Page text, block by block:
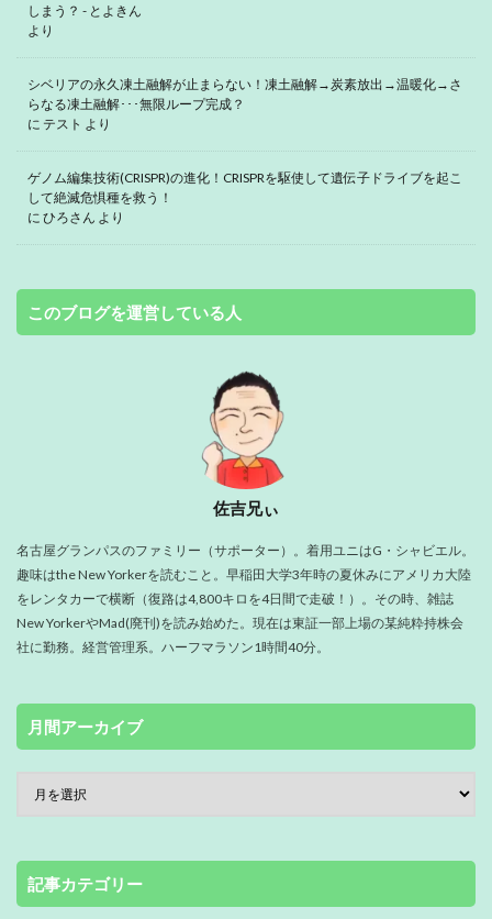
しまう？ - とよきん
より
シベリアの永久凍土融解が止まらない！凍土融解→炭素放出→温暖化→さ
らなる凍土融解･･･無限ループ完成？
に テスト より
ゲノム編集技術(CRISPR)の進化！CRISPRを駆使して遺伝子ドライブを起こ
して絶滅危惧種を救う！
に ひろさん より
このブログを運営している人
佐吉兄ぃ
名古屋グランパスのファミリー（サポーター）。着用ユニはG・シャビエル。
趣味はthe New Yorkerを読むこと。早稲田大学3年時の夏休みにアメリカ大陸
をレンタカーで横断（復路は4,800キロを4日間で走破！）。その時、雑誌
New YorkerやMad(廃刊)を読み始めた。現在は東証一部上場の某純粋持株会
社に勤務。経営管理系。ハーフマラソン1時間40分。
月間アーカイブ
記事カテゴリー